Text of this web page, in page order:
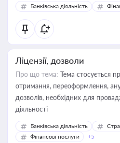
Банківська діяльність
Ліцензії, дозволи
Про що тема: Тема стосується
отримання, переоформлення,
дозволів, необхідних для
діяльності
Банківська діяльність
Фінансові послуги
+5